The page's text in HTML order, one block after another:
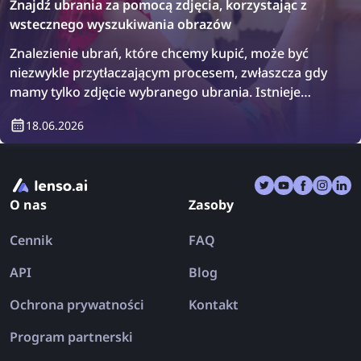
Znajdź ubrania za pomocą zdjęcia, korzystając z
wstecznego wyszukiwania obrazów
Znalezienie ubrań, które chcemy kupić, może być
niezwykle przytłaczającym procesem, zwłaszcza gdy
mamy tylko zdjęcie wybranego ubrania. Istnieje
obrazów! Dowiedz się, jak znaleźć ubrania,
18.06.2026
O nas
Cennik
API
Ochrona prywatności
Program partnerski
Zasoby
FAQ
Blog
Kontakt